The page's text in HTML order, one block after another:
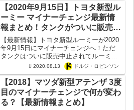
【2020年9月15日】トヨタ新型ル
ーミー マイナーチェンジ最新情
報まとめ！タンクがついに販売中
止！ダイハツ新型トールは？
【最新情報】トヨタ新型ルーミーが2020
年9月15日にマイナーチェンジへ！ただ
タンクはついに販売中止されてルーミー
に統一か？ダイハツ新型トールの発売日
2020.08.13 ドルジ・ロビンソン
【2018】マツダ新型アテンザ 3度
目のマイナーチェンジで何が変わ
る？【最新情報まとめ】